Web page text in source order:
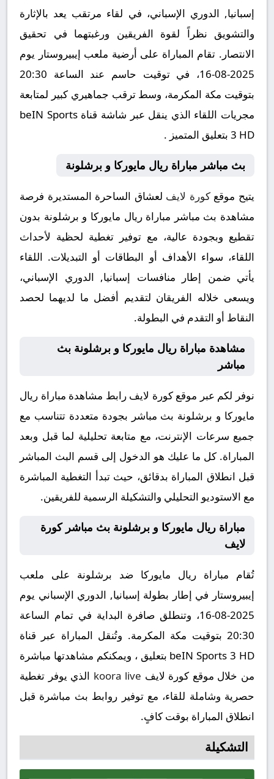
إسبانيا, الدوري الإسباني، في لقاء مرتقب يعد بالإثارة
والتشويق نظراً لقوة الفريقين ورغبتهما في تحقيق
الانتصار. تقام المباراة على أرضية ملعب إيبيروستار يوم
2025-08-16، في توقيت حاسم عند الساعة 20:30
بتوقيت مكة المكرمة، وسط ترقب جماهيري كبير لمتابعة
مجريات اللقاء الذي ينقل عبر شاشة قناة beIN Sports
3 HD بتعليق المتميز .
بث مباشر مباراة ريال مايوركا و برشلونة
يتيح موقعكورة لايف لعشاق الساحرة المستديرة فرصة
مشاهدة بث مباشر مباراة ريال مايوركا و برشلونة بدون
تقطيع وبجودة عالية، مع توفير تغطية لحظية لأحداث
اللقاء، سواء الأهداف أو البطاقات أو التبديلات. اللقاء
يأتي ضمن إطار منافسات إسبانيا, الدوري الإسباني،
ويسعى خلاله الفريقان لتقديم أفضل ما لديهما لحصد
النقاط أو التقدم في البطولة.
مشاهدة مباراة ريال مايوركا و برشلونة بث
مباشر
نوفر لكم عبر موقع كورة لايف رابط مشاهدة مباراة ريال
مايوركا و برشلونة بث مباشر بجودة متعددة تتناسب مع
جميع سرعات الإنترنت، مع متابعة تحليلية لما قبل وبعد
المباراة. كل ما عليك هو الدخول إلى قسم البث المباشر
قبل انطلاق المباراة بدقائق، حيث تبدأ التغطية المباشرة
مع الاستوديو التحليلي والتشكيلة الرسمية للفريقين.
مباراة ريال مايوركا و برشلونة بث مباشر كورة
لايف
تُقام مباراة ريال مايوركا ضد برشلونة على ملعب
إيبيروستار في إطار بطولة إسبانيا, الدوري الإسباني يوم
2025-08-16، وتنطلق صافرة البداية في تمام الساعة
20:30 بتوقيت مكة المكرمة. وتُنقل المباراة عبر قناة
beIN Sports 3 HD بتعليق ، ويمكنكم مشاهدتها مباشرة
من خلال موقع كورة لايف koora live الذي يوفر تغطية
حصرية وشاملة للقاء، مع توفير روابط بث مباشرة قبل
انطلاق المباراة بوقت كافٍ.
التشكيلة